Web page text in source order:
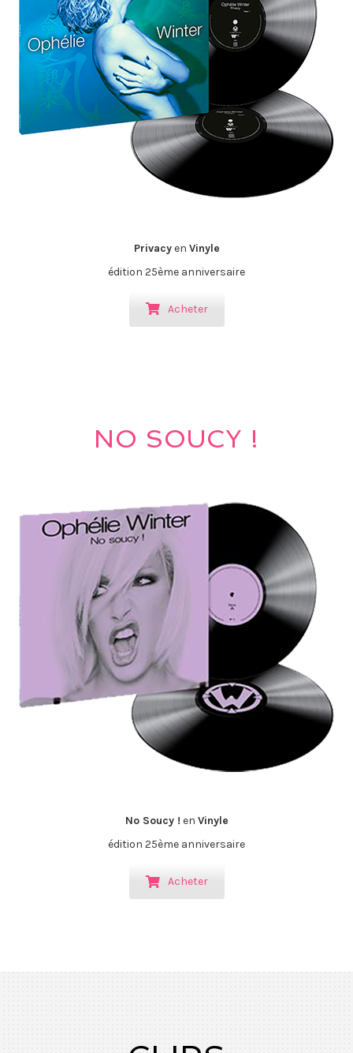
Privacyen Vinyle
édition 25ème anniversaire
Acheter
NO SOUCY !
No Soucy ! en Vinyle
édition 25ème anniversaire
Acheter